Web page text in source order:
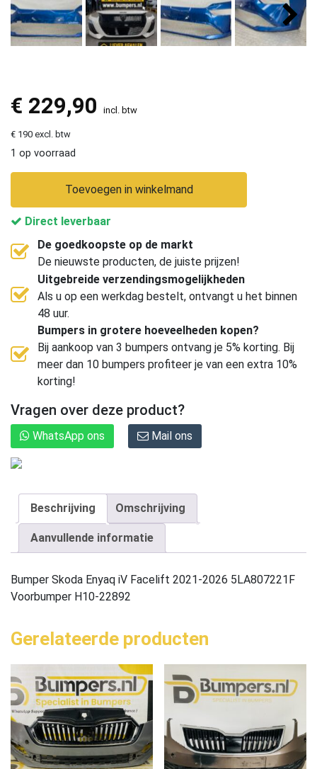
€ 229,90 incl. btw
€ 190 excl. btw
1 op voorraad
Toevoegen in winkelmand
Direct leverbaar
De goedkoopste op de markt
De nieuwste producten, de juiste prijzen!
Uitgebreide verzendingsmogelijkheden
Als u op een werkdag bestelt, ontvangt u het binnen
48 uur.
Bumpers in grotere hoeveelheden kopen?
Bij aankoop van 3 bumpers ontvang je 5% korting. Bij
meer dan 10 bumpers profiteer je van een extra 10%
korting!
Vragen over deze product?
WhatsApp ons Mail ons
Beschrijving Omschrijving
Aanvullende informatie
Bumper Skoda Enyaq iV Facelift 2021-2026 5LA807221F
Voorbumper H10-22892
Gerelateerde producten